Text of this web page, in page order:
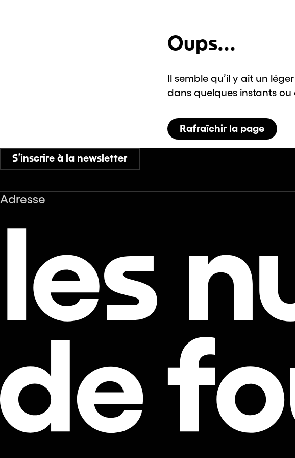
Oups...
Il semble qu’il y ait un
dans quelques instants
Rafraîchir la page
S’inscrire à la newsletter
Adresse